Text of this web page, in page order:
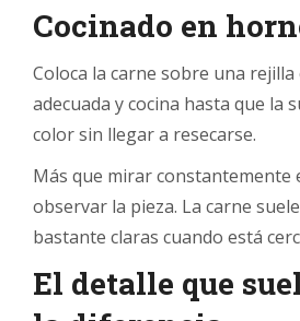
Cocinado en
Coloca la carne sobre una
adecuada y cocina hasta que la
color sin llegar a resecarse.
Más que mirar constantemente
observar la pieza. La carne
bastante claras cuando está
El detalle que